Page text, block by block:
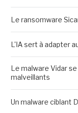
Le ransomware
L'IA sert à adapter
Le malware Vidar
malveillants
Un malware ciblant